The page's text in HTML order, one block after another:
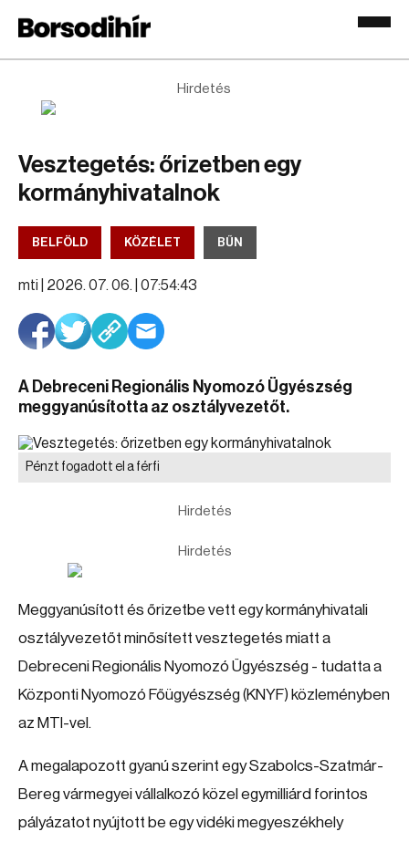
Hirdetés
Vesztegetés: őrizetben egy
kormányhivatalnok
BELFÖLD KÖZÉLET BŰN
mti | 2026. 07. 06. | 07:54:43
A Debreceni Regionális Nyomozó Ügyészség
meggyanúsította az osztályvezetőt.
Pénzt fogadott el a férfi
Hirdetés
Hirdetés
Meggyanúsított és őrizetbe vett egy kormányhivatali
osztályvezetőt minősített vesztegetés miatt a
Debreceni Regionális Nyomozó Ügyészség - tudatta a
Központi Nyomozó Főügyészség (KNYF) közleményben
az MTI-vel.
A megalapozott gyanú szerint egy Szabolcs-Szatmár-
Bereg vármegyei vállalkozó közel egymilliárd forintos
pályázatot nyújtott be egy vidéki megyeszékhely